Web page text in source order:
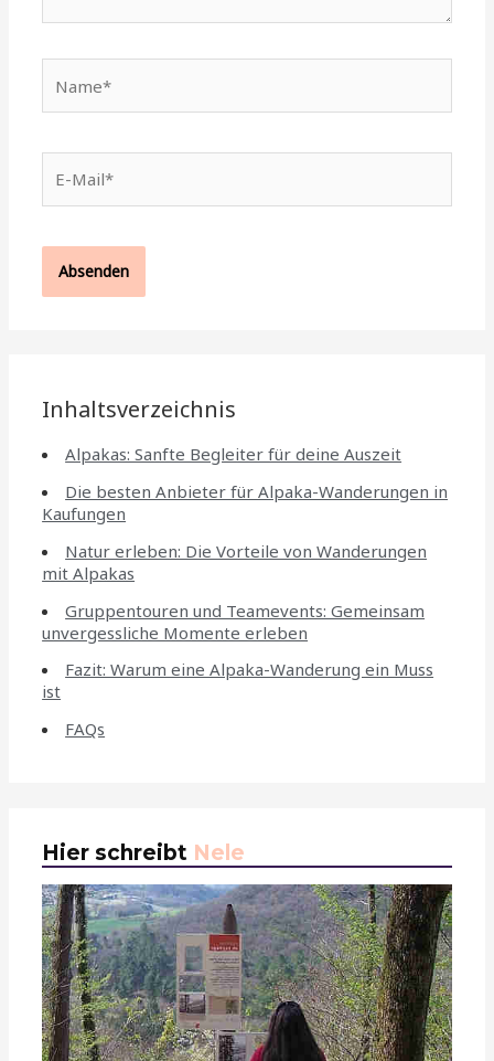
Mail*
Inhaltsverzeichnis
Alpakas: Sanfte Begleiter für deine Auszeit
Die besten Anbieter für Alpaka-Wanderungen in
Kaufungen
Natur erleben: Die Vorteile von Wanderungen
mit Alpakas
Gruppentouren und Teamevents: Gemeinsam
unvergessliche Momente erleben
Fazit: Warum eine Alpaka-Wanderung ein Muss
ist
FAQs
Hier schreibt Nele